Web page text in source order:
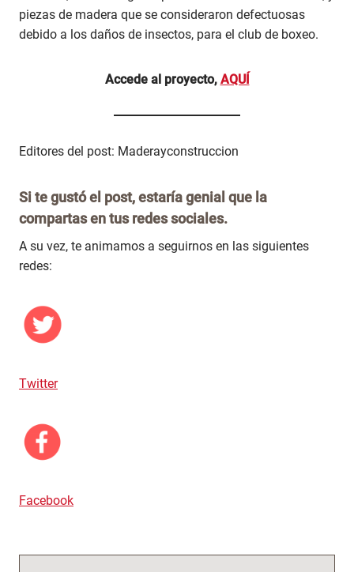
piezas de madera que se consideraron defectuosas
debido a los daños de insectos, para el club de boxeo.
Accede al proyecto, AQUÍ
Editores del post: Maderayconstruccion
Si te gustó el post, estaría genial que la
compartas en tus redes sociales.
A su vez, te animamos a seguirnos en las siguientes
redes:
Twitter
Facebook